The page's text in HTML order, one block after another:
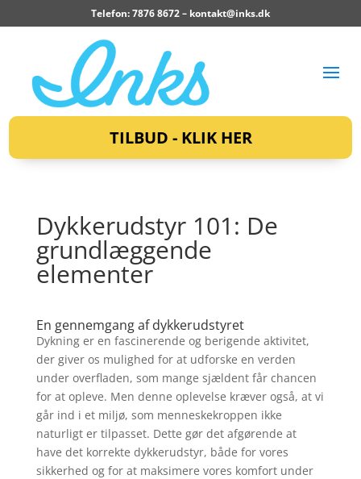
Telefon: 7876 8672 – kontakt@inks.dk
TILBUD - KLIK HER
Dykkerudstyr 101: De
grundlæggende
elementer
En gennemgang af dykkerudstyret
Dykning er en fascinerende og berigende aktivitet,
der giver os mulighed for at udforske en verden
under overfladen, som mange sjældent får chancen
for at opleve. Men denne oplevelse kræver også, at vi
går ind i et miljø, som menneskekroppen ikke
naturligt er tilpasset. Dette gør det afgørende at
have det korrekte dykkerudstyr, både for vores
sikkerhed og for at maksimere vores komfort under